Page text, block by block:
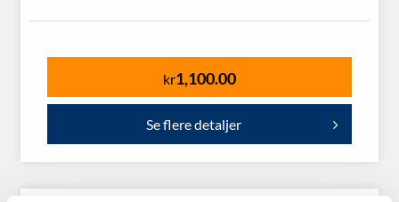
kr1,100.00
Se flere detaljer